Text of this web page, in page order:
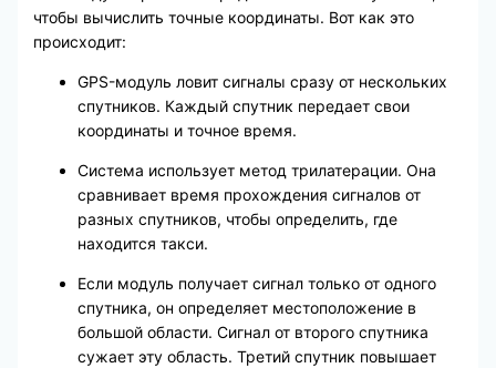
чтобы вычислить точные координаты. Вот как это
происходит:
GPS-модуль ловит сигналы сразу от нескольких
спутников. Каждый спутник передает свои
координаты и точное время.
Система использует метод трилатерации. Она
сравнивает время прохождения сигналов от
разных спутников, чтобы определить, где
находится такси.
Если модуль получает сигнал только от одного
спутника, он определяет местоположение в
большой области. Сигнал от второго спутника
сужает эту область. Третий спутник повышает